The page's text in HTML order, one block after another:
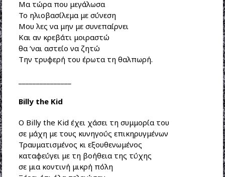
Μα τώρα που μεγάλωσα
Το ηλιοβασίλεμα με σύνεση
Μου λες να μην με συνεπαίρνει
Και αν κρεβάτι μοιραστώ
θα ‘ναι αστείο να ζητώ
Την τρυφερή του έρωτα τη θαλπωρή.
Billy the Kid
Ο Billy the Kid έχει χάσει τη συμμορία του
σε μάχη με τους κυνηγούς επικηρυγμένων
Τραυματισμένος κι εξουθενωμένος
καταφεύγει με τη βοήθεια της τύχης
σε μια κοντινή μικρή πόλη